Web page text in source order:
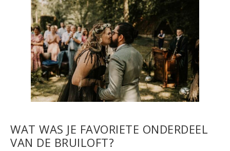
WAT WAS JE FAVORIETE ONDERDEEL
VAN DE BRUILOFT?